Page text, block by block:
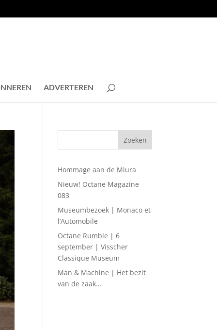
ADVERTEREN
Hommage aan de Miura
Nieuw! Octane Magazine
083
Museumbezoek | Monaco et
l’Automobile
Octane Rumble | 6
september | Visscher
Classique Museum
Man & Machine | Het bezit
van de zaak…